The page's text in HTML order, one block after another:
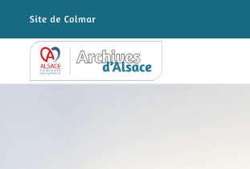
Archives Alsace - Colmar